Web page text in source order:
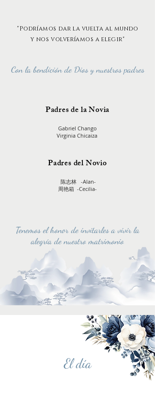
"Podríamos dar la vuelta al mundo
y nos volveríamos a elegir"
Con la bendiciónde Diosy nuestros padres
Padres de la Novia
Gabriel Chango
Virginia Chicaiza
Padres del Novio
陈志林 -Alan-
周艳箱 -Cecilia-
Tenemos el honor de invitarles a vivir la
alegría de nuestro matrimonio
El día